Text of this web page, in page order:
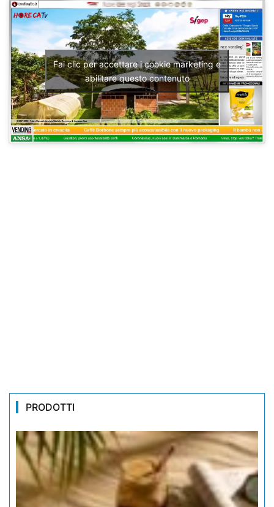
Fai clic per accettare i cookie marketing e
abilitare questo contenuto
PRODOTTI